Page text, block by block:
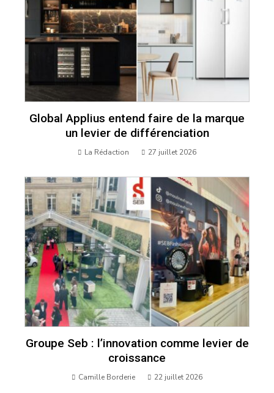
Global Applius entend faire de la marque
un levier de différenciation
La Rédaction 27 juillet 2026
Groupe Seb : l’innovation comme levier de
croissance
Camille Borderie 22 juillet 2026